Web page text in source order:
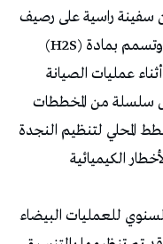
سفينة راسية على رصيف
الميناء بالتزامن مع تسجيل حالة اختناق وتسمم بمادة (H2S)
عمليات الصيانة
سلسلة من المخططات
المحلي لتنظيم النجدة
الكيميائية
للعمليات البيضاء